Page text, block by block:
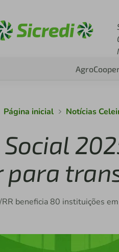
Agro
Página inicial Notícias
para
beneficia 80 instituições